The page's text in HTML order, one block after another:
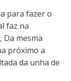
para fazer o
faz na
Da mesma
próximo a
da unha de